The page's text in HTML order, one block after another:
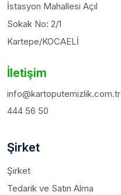
İstasyon Mahallesi Açıl
Sokak No: 2/1
Kartepe/KOCAELİ
İletişim
info@kartoputemizlik.com.tr
444 56 50
Şirket
Şirket
Tedarik ve Satın Alma